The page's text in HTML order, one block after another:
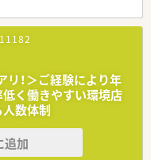
リ！＞ご経験により年
く働きやすい環境店
数体制
追加